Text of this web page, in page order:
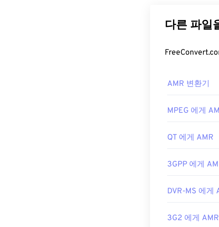
Mobile
사용됩니다.
AMR 파일
서 열 수 있습
무료 오디오
신호에 집중되
유용한 링크:
https://
AMR 변환기
MPEG 에게
QT 에게 AMR
3GPP 에게
DVR-MS 에게
3G2 에게 AMR